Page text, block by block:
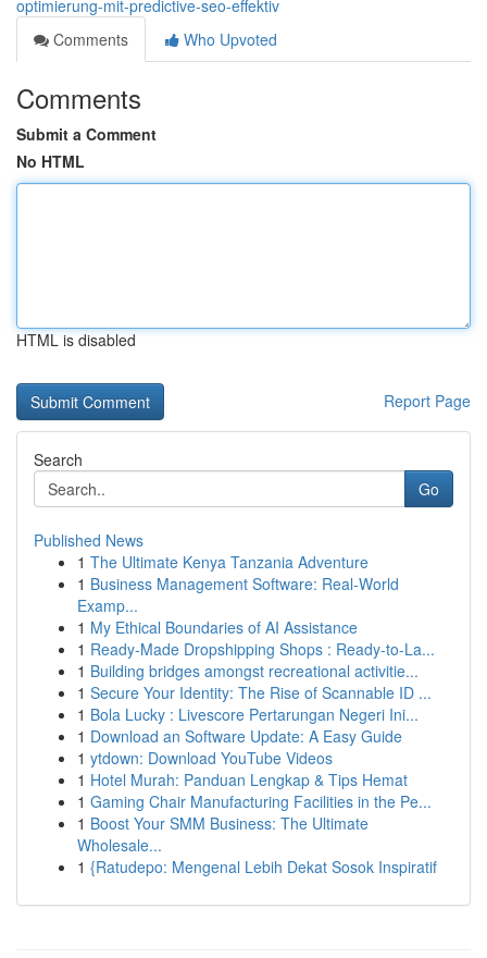
optimierung-mit-predictive-seo-effektiv
Comments
Who Upvoted
Comments
Submit a Comment
No HTML
HTML is disabled
Report Page
Search
Go
Published News
1 The Ultimate Kenya Tanzania Adventure
1 Business Management Software: Real-World
Examp...
1 My Ethical Boundaries of AI Assistance
1 Ready-Made Dropshipping Shops : Ready-to-La...
1 Building bridges amongst recreational activitie...
1 Secure Your Identity: The Rise of Scannable ID ...
1 Bola Lucky : Livescore Pertarungan Negeri Ini...
1 Download an Software Update: A Easy Guide
1 ytdown: Download YouTube Videos
1 Hotel Murah: Panduan Lengkap & Tips Hemat
1 Gaming Chair Manufacturing Facilities in the Pe...
1 Boost Your SMM Business: The Ultimate
Wholesale...
1 {Ratudepo: Mengenal Lebih Dekat Sosok Inspiratif